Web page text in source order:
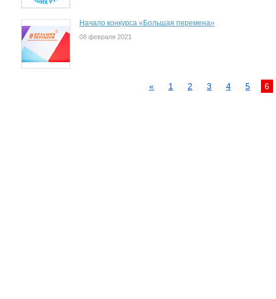
Начало конкурса «Большая перемена»
08 февраля 2021
« 1 2 3 4 5 6